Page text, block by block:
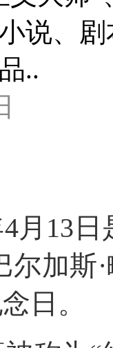
说、
..
月13
尔加斯
日。